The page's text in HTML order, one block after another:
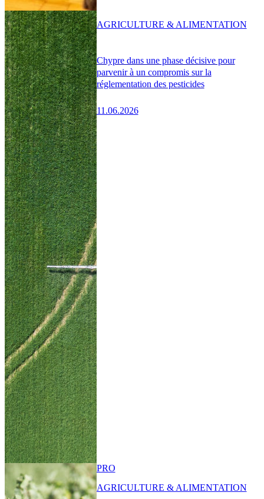
Chypre dans une phase décisive pour
parvenir à un compromis sur la
réglementation des pesticides
11.06.2026
AGRICULTURE & ALIMENTATION
PRO
AGRICULTURE & ALIMENTATION